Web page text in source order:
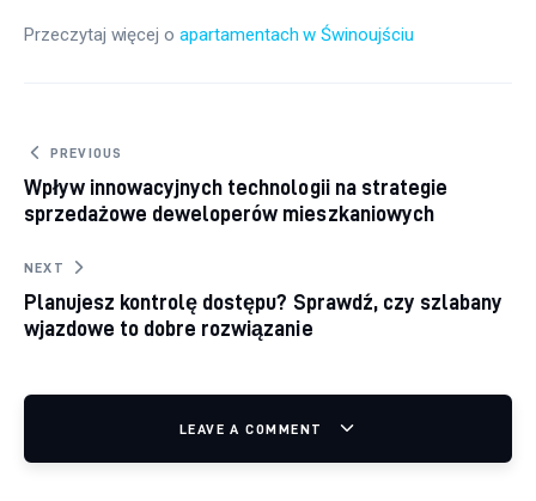
Przeczytaj więcej o apartamentach w Świnoujściu
Nawigacja wpisu
PREVIOUS
Wpływ innowacyjnych technologii na strategie
sprzedażowe deweloperów mieszkaniowych
NEXT
Planujesz kontrolę dostępu? Sprawdź, czy szlabany
wjazdowe to dobre rozwiązanie
LEAVE A COMMENT